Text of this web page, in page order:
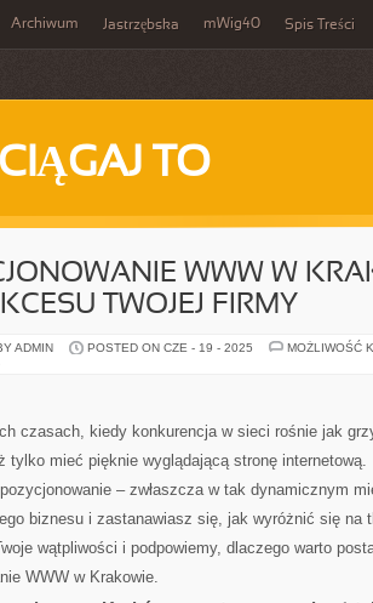
Archiwum Jastrzębska mWig40 Spis Treści
TO
WWW W
TWOJEJ FIRMY
ADMIN POSTED ON CZE - 19 - 2025
MOŻLIWOŚĆ
czasach, kiedy konkurencja w sieci rośnie jak
tylko mieć pięknie wyglądającą stronę
– zwłaszcza w tak dynamicznym
biznesu i zastanawiasz się, jak wyróżnić się na
wątpliwości i podpowiemy, dlaczego warto
WWW w Krakowie.